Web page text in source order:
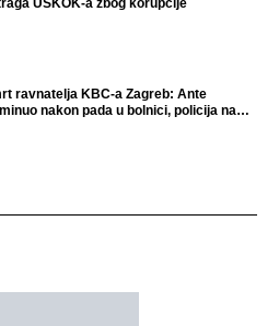
USKOK-a zbog korupcije
ravnatelja KBC-a Zagreb: Ante
nakon pada u bolnici, policija na